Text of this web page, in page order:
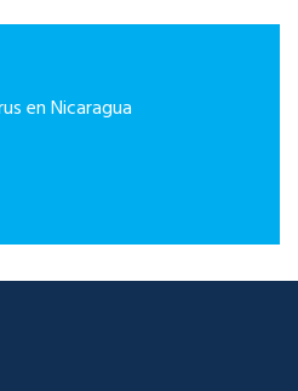
en Nicaragua